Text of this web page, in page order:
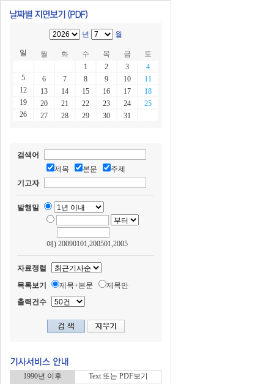
년 월
일 월 화 수 목 금
토
1
2 3
4
5
6 7 8 9 10
11
12
13 14 15 16 17
18
19
20 21 22 23 24
25
26
27 28 29 30 31
검색어
제목
본문
주제
기고자
발행일
예) 20090101,200501,2005
자료정렬
목록보기
제목+본문
제목만
출력건수
1990년 이후
Text 또는 PDF보기